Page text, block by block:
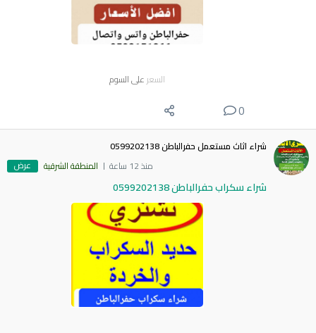
السعر على السوم
0
شراء اثاث مستعمل حفرالباطن 0599202138
منذ 12 ساعة
المنطقة الشرقية عرض
شراء سكراب حفرالباطن 0599202138